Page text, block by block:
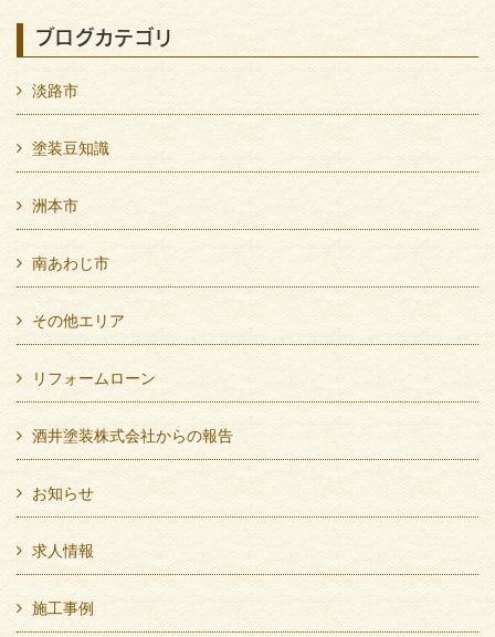
ブログカテゴリ
淡路市
塗装豆知識
洲本市
南あわじ市
その他エリア
リフォームローン
酒井塗装株式会社からの報告
お知らせ
求人情報
施工事例